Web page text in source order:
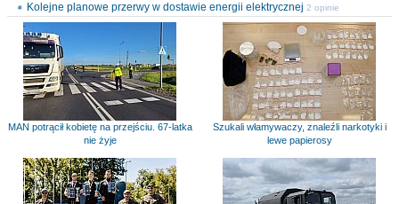
Kolejne planowe przerwy w dostawie energii elektrycznej 2 opinie
MAN potrącił kobietę na przejściu. 67-latka
nie żyje
Szukali włamywaczy, znaleźli narkotyki i
lewe papierosy